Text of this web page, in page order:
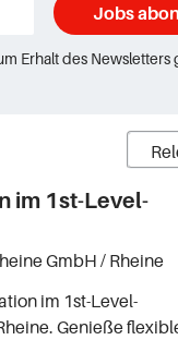
Jobs
Erhalt des Newsletters
im 1st-Level-
GmbH / Rheine
im 1st-Level-
Genieße